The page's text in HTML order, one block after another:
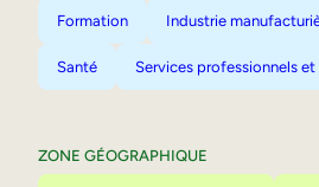
Formation Industrie
Santé Services professionnels
ZONE GÉOGRAPHIQUE